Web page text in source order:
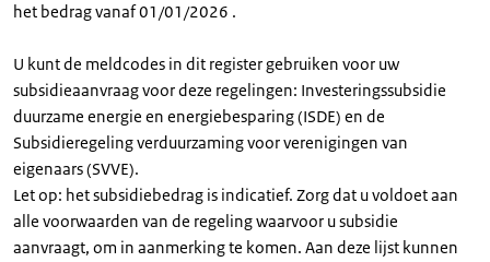
het bedrag vanaf 01/01/2026 .
U kunt de meldcodes in dit register gebruiken voor uw
subsidieaanvraag voor deze regelingen: Investeringssubsidie
duurzame energie en energiebesparing (ISDE) en de
Subsidieregeling verduurzaming voor verenigingen van
eigenaars (SVVE).
Let op: het subsidiebedrag is indicatief. Zorg dat u voldoet aan
alle voorwaarden van de regeling waarvoor u subsidie
aanvraagt, om in aanmerking te komen. Aan deze lijst kunnen